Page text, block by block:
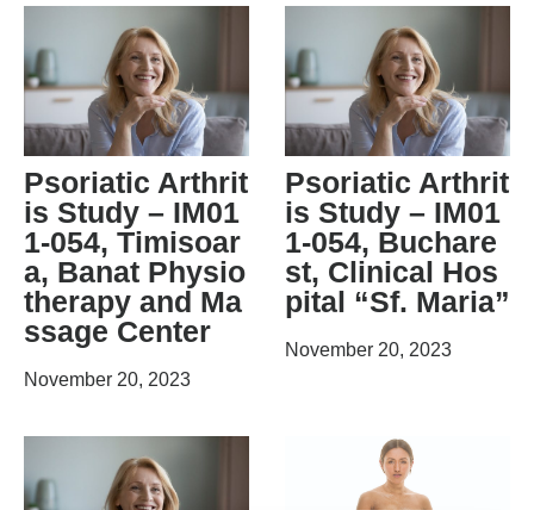
Psoriatic Arthrit
is Study – IM01
1-054, Timisoar
a, Banat Physio
therapy and Ma
ssage Center
November 20, 2023
Psoriatic Arthrit
is Study – IM01
1-054, Buchare
st, Clinical Hos
pital “Sf. Maria”
November 20, 2023